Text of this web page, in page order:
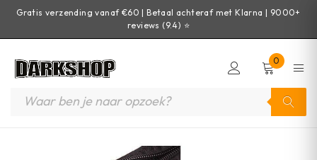
Gratis verzending vanaf €60 | Betaal achteraf met Klarna | 9000+
reviews (9.4) ⭐
0